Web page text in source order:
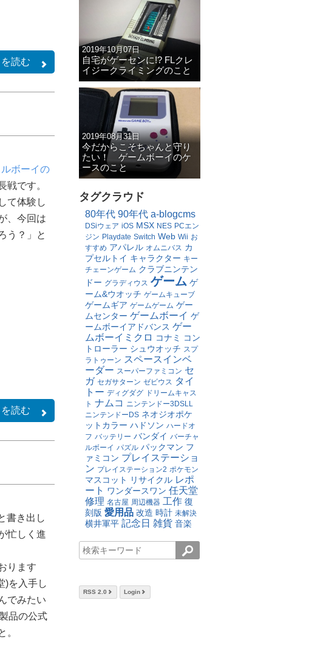
読む
ボーイの
戦です。
て体験し
、今回は
う？」と
読む
書き出し
忙しく進
ります
)を入手し
でみたい
品の公式
。
2019年10月07日
自宅がゲーセンに!? FLクレ
イジークライミングのこと
2019年08月31日
今だからこそちゃんと守り
たい！ ゲームボーイのケ
ースのこと
タグクラウド
80年代 90年代 a-blogcms
DSiウェア iOS MSX NES PCエン
ジン Playdate Switch Web Wii お
すすめ アパレル オムニバス カ
プセルトイ キャラクター キー
チェーンゲーム クラブニンテン
ドー グラディウス ゲーム ゲ
ーム&ウオッチ ゲームキューブ
ゲームギア ゲームゲーム ゲー
ムセンター ゲームボーイ ゲ
ームボーイアドバンス ゲー
ムボーイミクロ コナミ
コン
トローラー シュウオッチ スプ
ラトゥーン スペースインベ
ーダー スーパーファミコン セ
ガ セガサターン ゼビウス タイ
トー ディグダグ ドリームキャス
ト ナムコ ニンテンドー3DSLL
ニンテンドーDS ネオジオポケ
ットカラー ハドソン ハードオ
フ バッテリー バンダイ バーチャ
ルボーイ パズル パックマン フ
ァミコン プレイステーショ
ン プレイステーション2 ポケモン
マスコット リサイクル レポ
ート ワンダースワン 任天堂
修理 名古屋 周辺機器 工作 復
刻版 愛用品 改造 時計 未解決
横井軍平 記念日 雑貨 音楽
RSS 2.0 Login